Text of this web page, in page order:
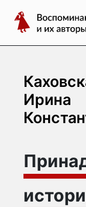
содержимому
Воспоминания
о
ГУЛАГе
их
авторы
Ирина